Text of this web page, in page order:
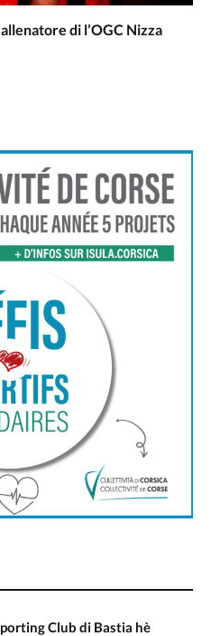
di l’OGC Nizza
Club di Bastia hè